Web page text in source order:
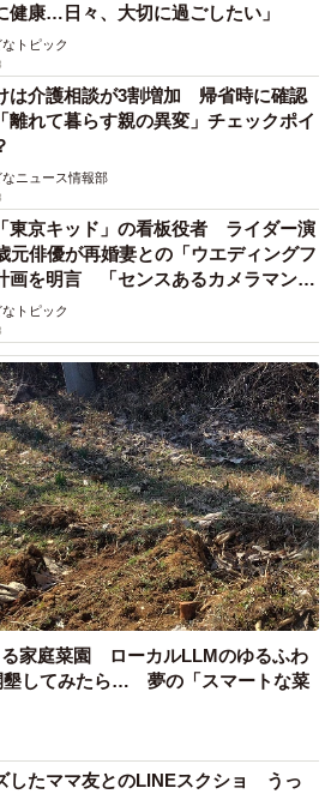
健康…日々、大切に過ごしたい」
なトピック
は介護相談が3割増加 帰省時に確認
離れて暮らす親の異変」チェックポイ
なニュース情報部
東京キッド」の看板役者 ライダー演
元俳優が再婚妻との「ウエディングフ
画を明言 「センスあるカメラマン求
なトピック
家庭菜園 ローカルLLMのゆるふわ
墾してみたら… 夢の「スマートな菜
したママ友とのLINEスクショ うっ